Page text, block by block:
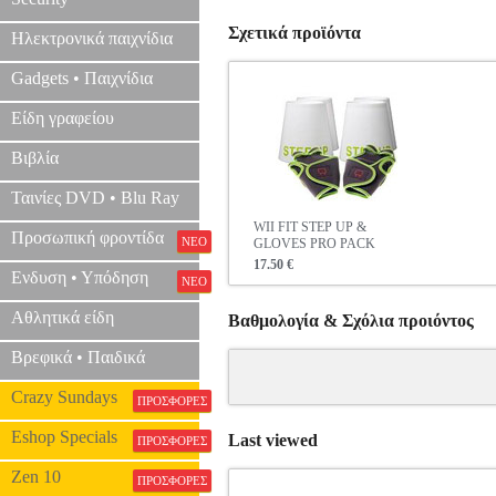
Ηλεκτρονικά παιχνίδια
Gadgets • Παιχνίδια
Είδη γραφείου
Βιβλία
Ταινίες DVD • Blu Ray
Προσωπική φροντίδα ΝΕΟ
Ενδυση • Υπόδηση ΝΕΟ
Αθλητικά είδη
Βρεφικά • Παιδικά
Crazy Sundays ΠΡΟΣΦΟΡΕΣ
Eshop Specials ΠΡΟΣΦΟΡΕΣ
Zen 10 ΠΡΟΣΦΟΡΕΣ
Σχετικά προϊόντα
WII FIT STEP UP &
GLOVES PRO PACK
17.50 €
Βαθμολογία & Σχόλια προιόντος
Last viewed